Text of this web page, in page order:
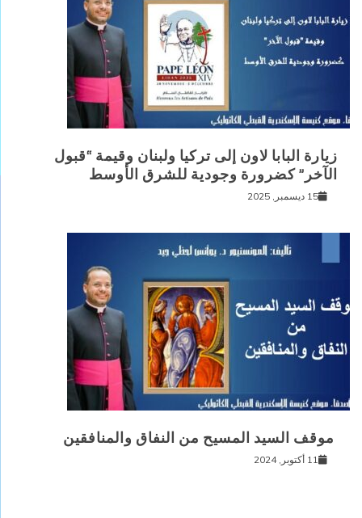
زيارة البابا لاون إلى تركيا ولبنان وقيمة “قبول
الآخر” كضرورة وجودية للشرق الأوسط
15 ديسمبر, 2025
موقف السيد المسيح من النفاق والمنافقين
11 أكتوبر, 2024